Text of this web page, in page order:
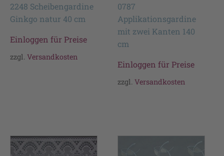
2248 Scheibengardine
Ginkgo natur 40 cm
Einloggen für Preise
zzgl. Versandkosten
0787
Applikationsgardine
mit zwei Kanten 140
cm
Einloggen für Preise
zzgl.Versandkosten